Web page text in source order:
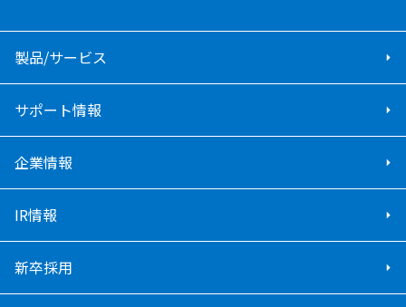
製品/サービス
サポート情報
企業情報
IR情報
新卒採用